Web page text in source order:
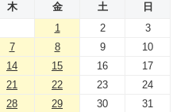
木 金 土
日
1
2
3
7 8 9
10
14 15 16
17
21 22 23
24
28 29 30 31